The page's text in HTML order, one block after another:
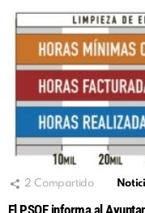
2 Compartido